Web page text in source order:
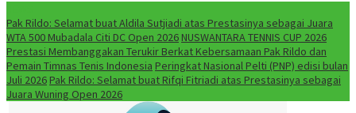
Pak Rildo: Selamat buat Aldila Sutjiadi atas Prestasinya sebagai Juara
WTA 500 Mubadala Citi DC Open 2026NUSWANTARA TENNIS CUP 2026
Prestasi Membanggakan Terukir Berkat Kebersamaan Pak Rildo dan
Pemain Timnas Tenis Indonesia Peringkat Nasional Pelti (PNP) edisi bulan
Juli 2026Pak Rildo: Selamat buat Rifqi Fitriadi atas Prestasinya sebagai
Juara Wuning Open 2026